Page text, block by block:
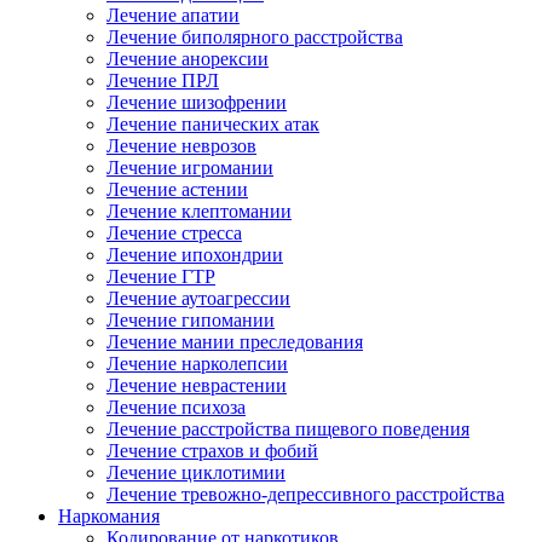
Лечение апатии
Лечение биполярного расстройства
Лечение анорексии
Лечение ПРЛ
Лечение шизофрении
Лечение панических атак
Лечение неврозов
Лечение игромании
Лечение астении
Лечение клептомании
Лечение стресса
Лечение ипохондрии
Лечение ГТР
Лечение аутоагрессии
Лечение гипомании
Лечение мании преследования
Лечение нарколепсии
Лечение неврастении
Лечение психоза
Лечение расстройства пищевого поведения
Лечение страхов и фобий
Лечение циклотимии
Лечение тревожно-депрессивного расстройства
Наркомания
Кодирование от наркотиков